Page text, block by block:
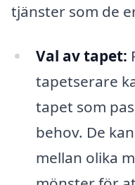
tjänster som de
Val av tapet:
tapetserare
tapet som
behov. De
mellan olika